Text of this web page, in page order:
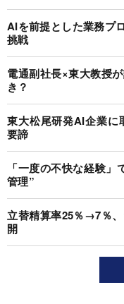
AIを前提とした業務プ
挑戦
電通副社長×東大教授
き？
東大松尾研発AI企業に
要諦
「一度の不快な経験
管理”
立替精算率25％→7％
開